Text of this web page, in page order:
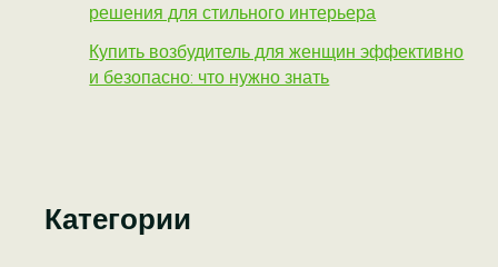
решения для стильного интерьера
Купить возбудитель для женщин эффективно
и безопасно: что нужно знать
Категории